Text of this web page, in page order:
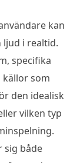
kan
ljud i realtid.
specifika
som
den idealisk
vilken typ
sig både